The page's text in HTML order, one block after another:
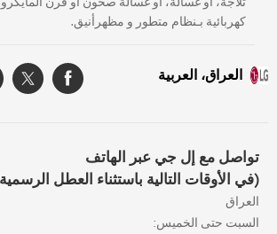
كهربائية بـنظام متطور و مظهرأنيق.
العراق، العربية
تواصل مع إل جي عبر الهاتف
(في الأوقات التالية باستثناء العطل
العراق
السبت حتى الخميس: